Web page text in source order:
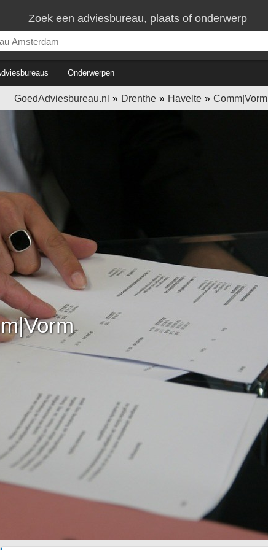
Zoek een adviesbureau, plaats of onderwerp
Onderwerpen
GoedAdviesbureau.nl Drenthe Havelte Comm|Vorm